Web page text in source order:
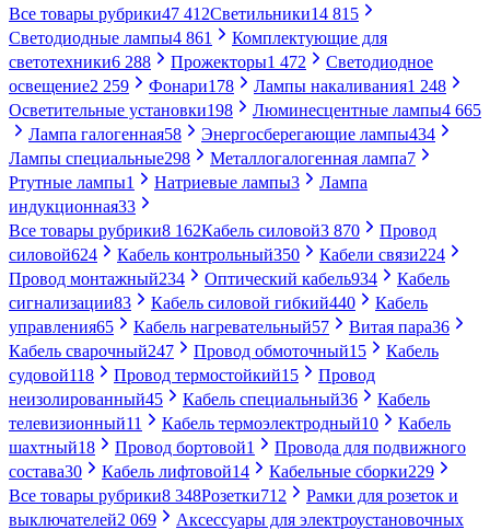
Все товары рубрики47 412Светильники14 815
Светодиодные лампы4 861
Комплектующие для
светотехники6 288 Прожекторы1 472
Светодиодное
освещение2 259 Фонари178 Лампы накаливания1 248
Осветительные установки198 Люминесцентные лампы4 665
Лампа галогенная58 Энергосберегающие лампы434
Лампы специальные298 Металлогалогенная лампа7
Ртутные лампы1 Натриевые лампы3
Лампа
индукционная33
Все товары рубрики8 162Кабель силовой3 870
Провод
силовой624 Кабель контрольный350 Кабели связи224
Провод монтажный234 Оптический кабель934
Кабель
сигнализации83 Кабель силовой гибкий440
Кабель
управления65 Кабель нагревательный57 Витая пара36
Кабель сварочный247 Провод обмоточный15
Кабель
судовой118 Провод термостойкий15
Провод
неизолированный45 Кабель специальный36
Кабель
телевизионный11 Кабель термоэлектродный10
Кабель
шахтный18 Провод бортовой1
Провода для подвижного
состава30 Кабель лифтовой14 Кабельные сборки229
Все товары рубрики8 348Розетки712
Рамки для розеток и
выключателей2 069
Аксессуары для электроустановочных